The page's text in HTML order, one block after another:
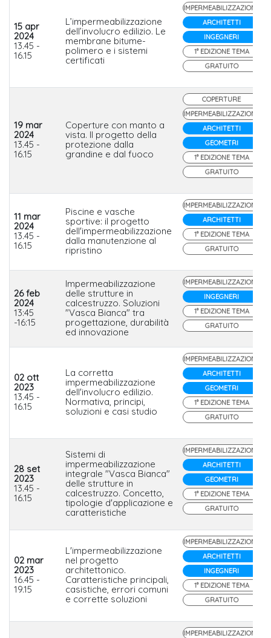
15 apr
2024
13.45 -
16.15
L’impermeabilizzazione
dell’involucro edilizio. Le
membrane bitume-
polimero e i sistemi
certificati
IMPERMEABILIZZAZIONE
ARCHITETTI
INGEGNERI
1° EDIZIONE TEMA
GRATUITO
19 mar
2024
13.45 -
16.15
Coperture con manto a
vista. Il progetto della
protezione dalla
grandine e dal fuoco
COPERTURE
IMPERMEABILIZZAZIONE
ARCHITETTI
GEOMETRI
1° EDIZIONE TEMA
GRATUITO
11 mar
2024
13.45 -
16.15
Piscine e vasche
sportive: il progetto
dell'impermeabilizzazione
dalla manutenzione al
ripristino
IMPERMEABILIZZAZIONE
ARCHITETTI
1° EDIZIONE TEMA
GRATUITO
26 feb
2024
13:45
-16:15
Impermeabilizzazione
delle strutture in
calcestruzzo. Soluzioni
"Vasca Bianca" tra
progettazione, durabilità
ed innovazione
IMPERMEABILIZZAZIONE
INGEGNERI
1° EDIZIONE TEMA
GRATUITO
02 ott
2023
13.45 -
16.15
La corretta
impermeabilizzazione
dell'involucro edilizio.
Normativa, principi,
soluzioni e casi studio
IMPERMEABILIZZAZIONE
ARCHITETTI
GEOMETRI
1° EDIZIONE TEMA
GRATUITO
28 set
2023
13.45 -
16.15
Sistemi di
impermeabilizzazione
integrale "Vasca Bianca"
delle strutture in
calcestruzzo. Concetto,
tipologie d'applicazione e
caratteristiche
IMPERMEABILIZZAZIONE
ARCHITETTI
GEOMETRI
1° EDIZIONE TEMA
GRATUITO
02 mar
2023
16.45 -
19.15
L'impermeabilizzazione
nel progetto
architettonico.
Caratteristiche principali,
casistiche, errori comuni
e corrette soluzioni
IMPERMEABILIZZAZIONE
ARCHITETTI
INGEGNERI
1° EDIZIONE TEMA
GRATUITO
IMPERMEABILIZZAZIONE